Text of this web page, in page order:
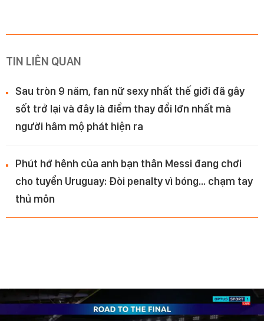
TIN LIÊN QUAN
Sau tròn 9 năm, fan nữ sexy nhất thế giới đã gây
sốt trở lại và đây là điểm thay đổi lớn nhất mà
người hâm mộ phát hiện ra
Phút hớ hênh của anh bạn thân Messi đang chơi
cho tuyển Uruguay: Đòi penalty vì bóng... chạm tay
thủ môn